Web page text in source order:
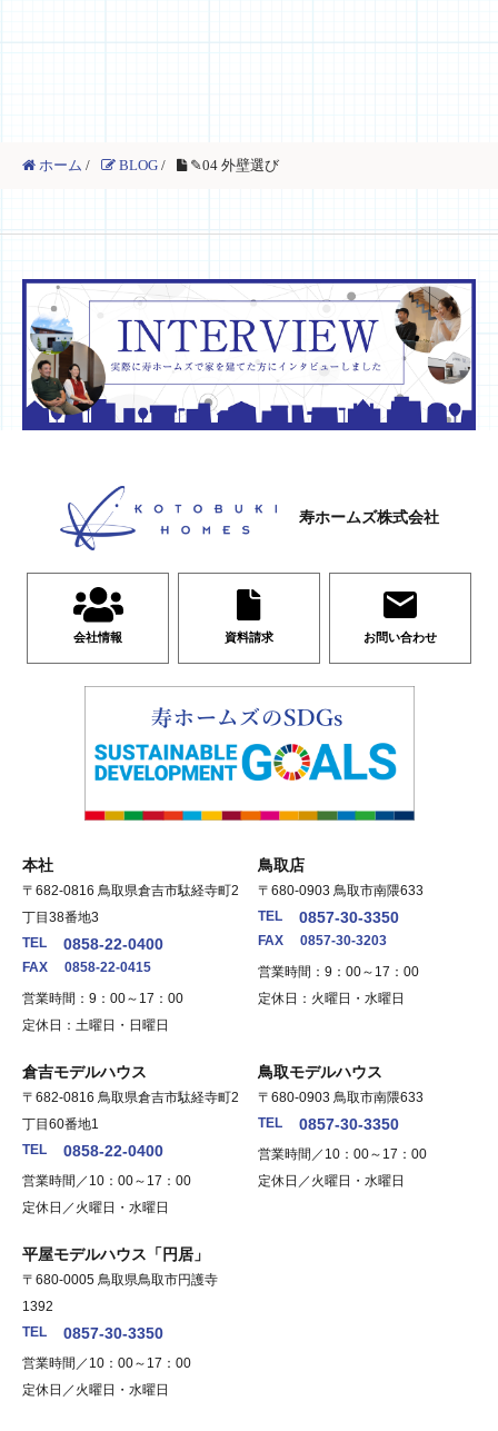
ホーム / BLOG / ✎04 外壁選び
寿ホームズ株式会社
会社情報 資料請求 お問い合わせ
本社
〒682-0816 鳥取県倉吉市駄経寺町2
丁目38番地3
TEL
0858-22-0400
FAX
0858-22-0415
営業時間：9：00～17：00
定休日：土曜日・日曜日
鳥取店
〒680-0903 鳥取市南隈633
TEL
0857-30-3350
FAX
0857-30-3203
営業時間：9：00～17：00
定休日：火曜日・水曜日
倉吉モデルハウス
〒682-0816 鳥取県倉吉市駄経寺町2
丁目60番地1
TEL
0858-22-0400
営業時間／10：00～17：00
定休日／火曜日・水曜日
鳥取モデルハウス
〒680-0903 鳥取市南隈633
TEL
0857-30-3350
営業時間／10：00～17：00
定休日／火曜日・水曜日
平屋モデルハウス「円居」
〒680-0005 鳥取県鳥取市円護寺
1392
TEL
0857-30-3350
営業時間／10：00～17：00
定休日／火曜日・水曜日